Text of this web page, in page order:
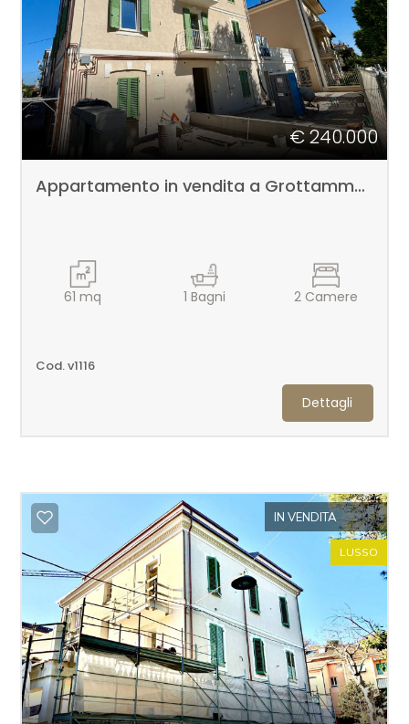
€ 240.000
Appartamento in vendita a Grottammare
61 mq 1 Bagni 2 Camere
Cod. v1116
Dettagli
IN VENDITA
LUSSO
Ascoli Piceno
Grottammare
multiscelta
Terreni
Prezzo